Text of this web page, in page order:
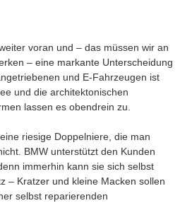
voran und – das müssen wir an
– eine markante Unterscheidung
und E-Fahrzeugen ist
und die architektonischen
lassen es obendrein zu.
riesige Doppelniere, die man
BMW unterstützt den Kunden
immerhin kann sie sich selbst
– Kratzer und kleine Macken sollen
selbst reparierenden